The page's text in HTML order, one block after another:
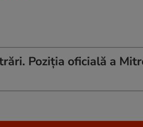
Poziția oficială a